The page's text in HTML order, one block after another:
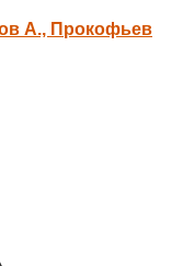
А., Прокофьев